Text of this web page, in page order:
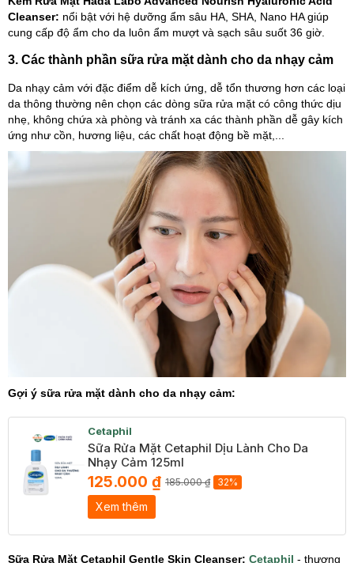
Cleanser: nổi bật với hệ dưỡng ẩm sâu HA, SHA, Nano HA giúp
cung cấp độ ẩm cho da luôn ẩm mượt và sạch sâu suốt 36 giờ.
3. Các thành phần sữa rửa mặt dành cho da nhạy cảm
Da nhạy cảm với đặc điểm dễ kích ứng, dễ tổn thương hơn các loại
da thông thường nên chọn các dòng sữa rửa mặt có công thức dịu
nhẹ, không chứa xà phòng và tránh xa các thành phần dễ gây kích
ứng như cồn, hương liệu, các chất hoạt động bề mặt,...
Gợi ý sữa rửa mặt dành cho da nhạy cảm:
Cetaphil
Sữa Rửa Mặt Cetaphil Dịu Lành Cho Da
Nhạy Cảm 125ml
125.000 ₫ 185.000 ₫ 32%
Xem thêm
Sữa Rửa Mặt Cetaphil Gentle Skin Cleanser: Cetaphil - thương